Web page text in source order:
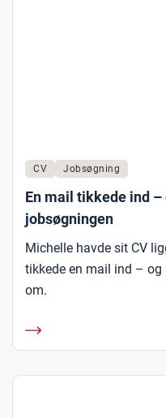
CV Jobsøgning
En mail tikkede ind –
jobsøgningen
Michelle havde sit CV
tikkede en mail ind –
om.